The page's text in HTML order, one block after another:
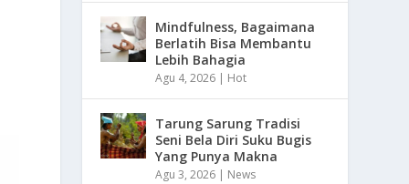
Mindfulness, Bagaimana
Berlatih Bisa Membantu
Lebih Bahagia
Agu 4, 2026 | Hot
Tarung Sarung Tradisi
Seni Bela Diri Suku Bugis
Yang Punya Makna
Agu 3, 2026 | News